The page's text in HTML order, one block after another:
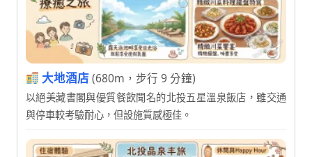
大地酒店(680m，步行 9 分鐘)
以絕美藏書閣與優質餐飲聞名的北投五星溫泉飯店，雖交通
與停車較考驗耐心，但設施質感極佳。